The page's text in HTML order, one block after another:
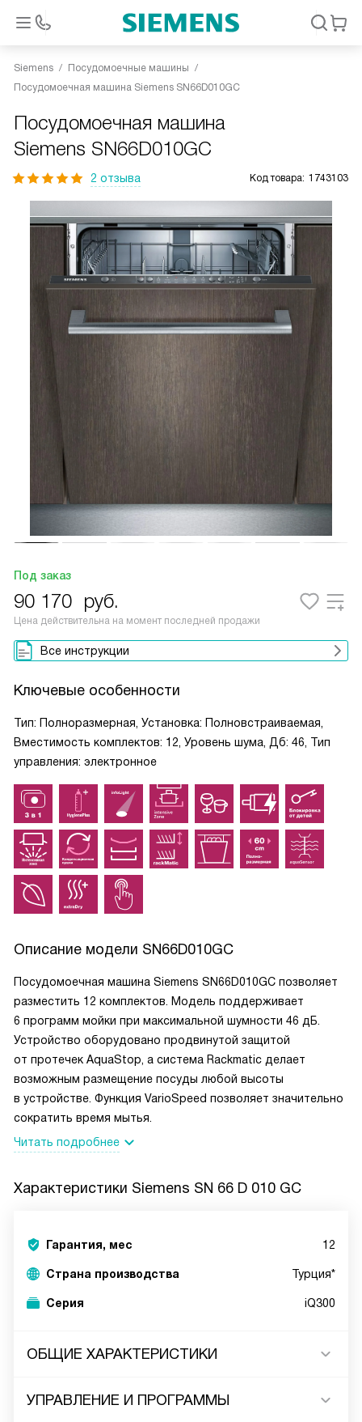
Siemens
Посудомоечные машины
Посудомоечная машина Siemens SN66D010GC
Посудомоечная машина
Siemens SN66D010GC
2 отзыва Код товара: 1743103
Под заказ
90 170 руб.
Цена действительна на момент последней продажи
Все инструкции
Ключевые особенности
Тип: Полноразмерная, Установка: Полновстраиваемая,
Вместимость комплектов: 12, Уровень шума, Дб: 46, Тип
управления: электронное
Описание модели SN66D010GC
Посудомоечная машина Siemens SN66D010GC позволяет
разместить 12 комплектов. Модель поддерживает
6 программ мойки при максимальной шумности 46 дБ.
Устройство оборудовано продвинутой защитой
от протечек AquaStop, а система Rackmatic делает
возможным размещение посуды любой высоты
в устройстве. Функция VarioSpeed позволяет значительно
сократить время мытья.
Читать подробнее
Характеристики Siemens SN 66 D 010 GC
Гарантия, мес 12
Страна производства Турция*
Серия iQ300
ОБЩИЕ ХАРАКТЕРИСТИКИ
УПРАВЛЕНИЕ И ПРОГРАММЫ